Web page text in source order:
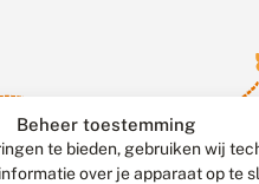
Beheer toestemming
te bieden, gebruiken wij
over je apparaat op te